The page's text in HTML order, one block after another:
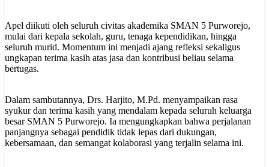
Apel diikuti oleh seluruh civitas akademika SMAN 5 Purworejo,
mulai dari kepala sekolah, guru, tenaga kependidikan, hingga
seluruh murid. Momentum ini menjadi ajang refleksi sekaligus
ungkapan terima kasih atas jasa dan kontribusi beliau selama
bertugas.
Dalam sambutannya, Drs. Harjito, M.Pd. menyampaikan rasa
syukur dan terima kasih yang mendalam kepada seluruh keluarga
besar SMAN 5 Purworejo. Ia mengungkapkan bahwa perjalanan
panjangnya sebagai pendidik tidak lepas dari dukungan,
kebersamaan, dan semangat kolaborasi yang terjalin selama ini.